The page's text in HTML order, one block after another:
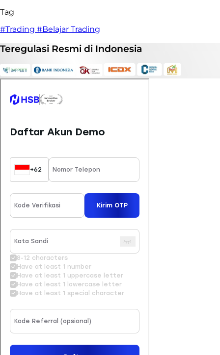
Tag
#Trading #Belajar Trading
Teregulasi Resmi di Indonesia